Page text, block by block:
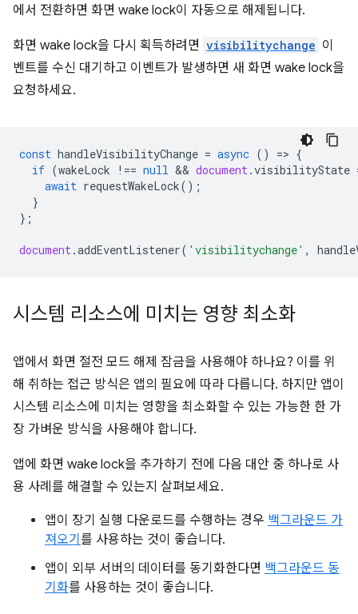
에서 전환하면 화면 wake lock이 자동으로 해제됩니다.
화면 wake lock을 다시 획득하려면 visibilitychange 이
벤트를 수신 대기하고 이벤트가 발생하면 새 화면 wake lock을
요청하세요.
const handleVisibilityChange = async () => {
if (wakeLock !== null && document.visibilityState
await requestWakeLock();
}
};
document.addEventListener( 'visibilitychange' ,
시스템 리소스에 미치는 영향 최소화
앱에서 화면 절전 모드 해제 잠금을 사용해야 하나요? 이를 위
해 취하는 접근 방식은 앱의 필요에 따라 다릅니다. 하지만 앱이
시스템 리소스에 미치는 영향을 최소화할 수 있는 가능한 한 가
장 가벼운 방식을 사용해야 합니다.
앱에 화면 wake lock을 추가하기 전에 다음 대안 중 하나로 사
용 사례를 해결할 수 있는지 살펴보세요.
앱이 장기 실행 다운로드를 수행하는 경우 백그라운드 가
져오기 를 사용하는 것이 좋습니다.
앱이 외부 서버의 데이터를 동기화한다면 백그라운드 동
기화를 사용하는 것이 좋습니다.